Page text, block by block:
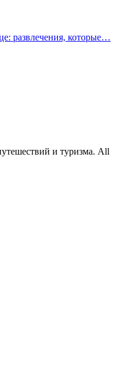
развлечения, которые…
и туризма. All